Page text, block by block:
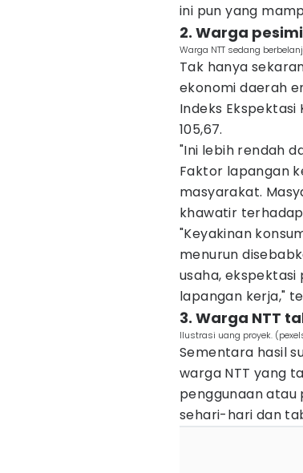
ini pun yang
2. Warga
Warga NTT sedang
Tak hanya
ekonomi daerah
Indeks Ekspektasi
105,67.
"Ini lebih rendah
Faktor lapangan
masyarakat.
khawatir
"Keyakinan
menurun
usaha,
lapangan kerja,"
3. Warga NTT
Ilustrasi uang proyek.
Sementara hasil
warga NTT yang
penggunaan atau
sehari-hari dan